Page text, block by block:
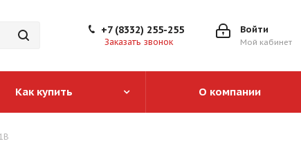
Войти
Мой кабинет
+7 (8332) 255-255
Заказать звонок
Как купить О компании